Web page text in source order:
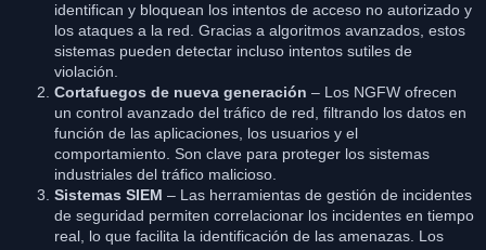
identifican y bloquean los intentos de acceso no autorizado y
los ataques a la red. Gracias a algoritmos avanzados, estos
sistemas pueden detectar incluso intentos sutiles de
violación.
Cortafuegos de nueva generación – Los NGFW ofrecen
un control avanzado del tráfico de red, filtrando los datos en
función de las aplicaciones, los usuarios y el
comportamiento. Son clave para proteger los sistemas
industriales del tráfico malicioso.
Sistemas SIEM – Las herramientas de gestión de incidentes
de seguridad permiten correlacionar los incidentes en tiempo
real, lo que facilita la identificación de las amenazas. Los